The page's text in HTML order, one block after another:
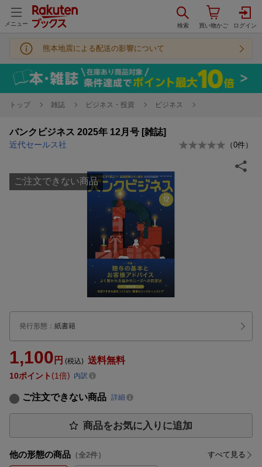
メニュー
熊本地震による配送の影響について
トップ 雑誌 ビジネス・投資 ビジネス
バンクビジネス 2025年 12月号 [雑誌]
近代セールス社 （0件）
ご注文できない商品
発行形態 ： 紙書籍
1,100 円 (税込) 送料無料
10ポイント 1倍 内訳
ご注文できない商品 詳細
商品をお気に入りに追加
他の形態の商品 （全2件） すべて見る